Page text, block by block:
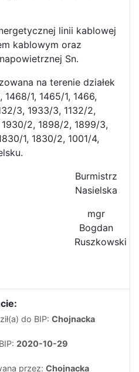
linii kablowej
kablowym oraz
Sn.
na terenie działek
1468/1, 1465/1, 1466,
3, 1933/3, 1132/2,
2, 1898/2, 1899/3,
1, 1830/2, 1001/4,
Burmistrz
Nasielska
mgr
Bogdan
Ruszkowski
do BIP: Chojnacka
2020-10-29
przez: Chojnacka